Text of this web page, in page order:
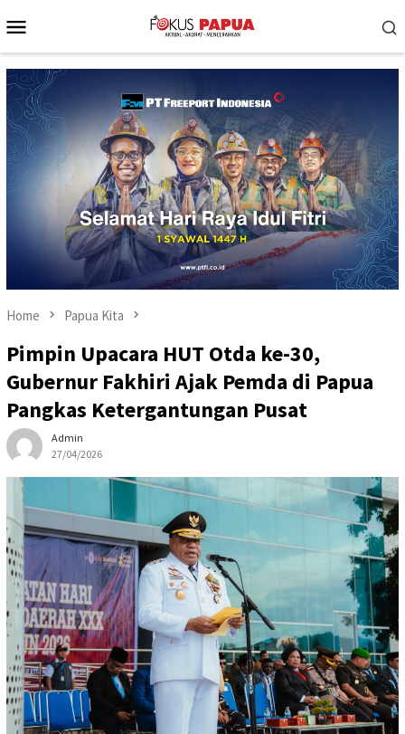
to
Menu
Home Papua Kita
Pimpin Upacara HUT Otda ke-30,
Gubernur Fakhiri Ajak Pemda di Papua
Pangkas Ketergantungan Pusat
Admin
27/04/2026